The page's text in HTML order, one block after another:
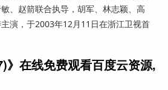
、赵箭联合执导，胡军、林志颖、高
演，于2003年12月11日在浙江卫视首
》在线免费观看百度云资源,